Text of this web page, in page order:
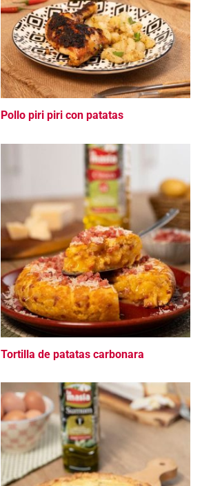
Pollo piri piri con patatas
Tortilla de patatas carbonara